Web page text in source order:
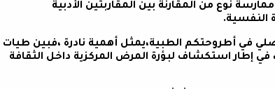
نوع من المقارنة بين المقاربتين الأدبية
النفسية.
في أطروحتكم الطبية،يمثل أهمية نادرة ،فبين طيات
في إطار استكشاف لبؤرة المرض المركزية داخل الثقافة